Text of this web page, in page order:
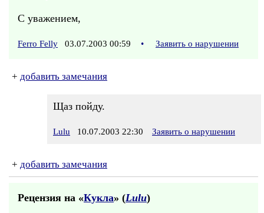
С уважением,
Ferro Felly 03.07.2003 00:59 • Заявить о нарушении
+ добавить замечания
Щаз пойду.
Lulu 10.07.2003 22:30 Заявить о нарушении
+ добавить замечания
Рецензия на «Кукла» (Lulu)